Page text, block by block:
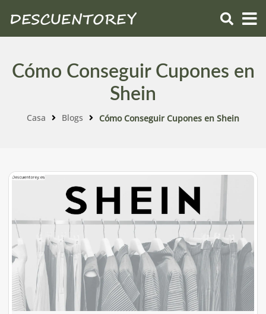
Cómo Conseguir Cupones en
Shein
Casa Blogs Cómo Conseguir Cupones en Shein